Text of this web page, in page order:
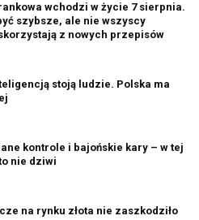
wchodzi w życie 7 sierpnia.
szybsze, ale nie wszyscy
z nowych przepisów
stoją ludzie. Polska ma
kontrole i bajońskie kary – w tej
nie dziwi
na rynku złota nie zaszkodziło